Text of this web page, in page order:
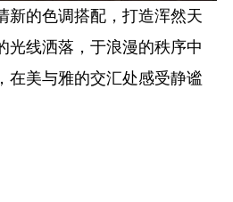
新的色调搭配，打造浑然天
光线洒落，于浪漫的秩序中
在美与雅的交汇处感受静谧